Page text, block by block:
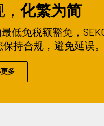
化繁为简
低免税额豁免，
持合规，避免延误。
多